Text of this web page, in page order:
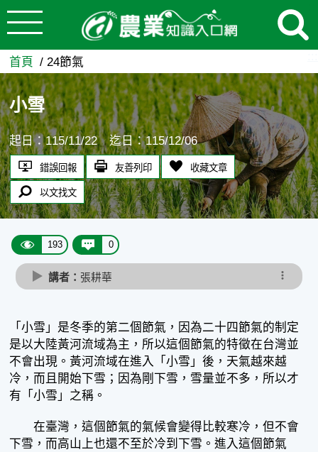
跳到主要內容
小雪 - 農業知識入口網
首頁 24節氣
小雪
起日：115/11/22 迄日：115/12/06
錯誤回報 友善列印 收藏文章
以文找文
193 0
講者： 張耕華
「小雪」是冬季的第二個節氣，因為二十四節氣的制定
是以大陸黃河流域為主，所以這個節氣的特徵在台灣並
不會出現。黃河流域在進入「小雪」後，天氣越來越
冷，而且開始下雪；因為剛下雪，雪量並不多，所以才
有「小雪」之稱。
在臺灣，這個節氣的氣候會變得比較寒冷，但不會
下雪，而高山上也還不至於冷到下雪。進入這個節氣